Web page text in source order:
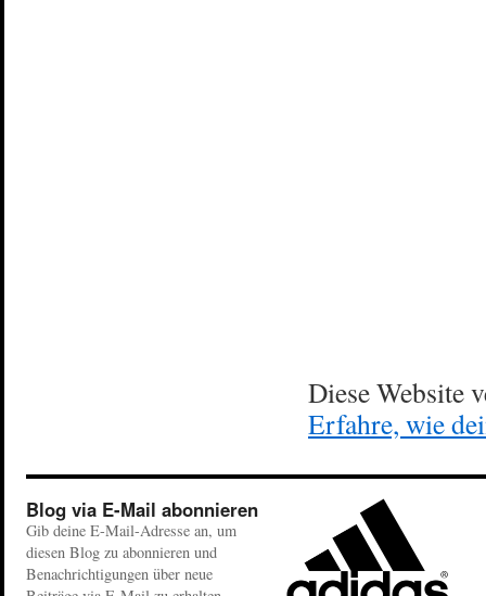
Diese Website
Erfahre, wie
Blog via E-Mail abonnieren
Gib deine E-Mail-Adresse an, um
diesen Blog zu abonnieren und
Benachrichtigungen über neue